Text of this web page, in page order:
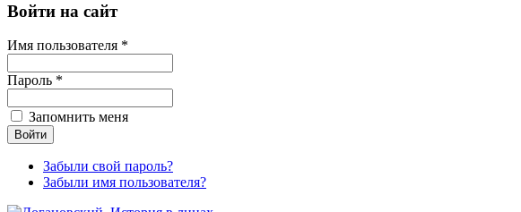
Войти на сайт
Имя пользователя *
Пароль *
Запомнить меня
Забыли свой пароль?
Забыли имя пользователя?